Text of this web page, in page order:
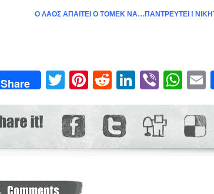
Ο ΛΑΟΣ ΑΠΑΙΤΕΙ Ο ΤΟΜΕΚ ΝΑ…ΠΑΝΤΡΕΥΤΕΙ !
Share Twitter
Pinterest
RedditLinkedIn
Viber